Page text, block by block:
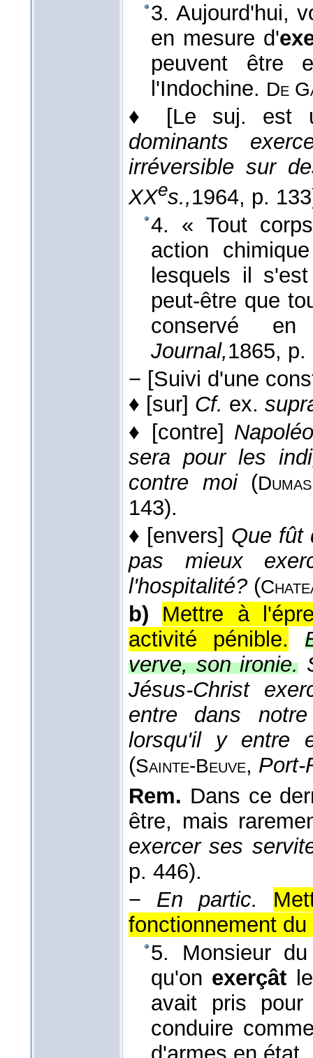
3. Aujourd'hui,
en mesure d'
peuvent être
l'Indochine. De
♦
[Le suj. est
dominants
irréversible sur
XXes.,1964, p.
4. « Tout
action
lesquels il
peut-être que
conservé
Journal,1865, p.
− [Suivi d'une
♦ [sur] Cf. ex.
♦ [contre]
sera pour les
contre moi(Dumas
143).
♦ [envers] Que fût
pas mieux
l'hospitalité? (
b)
Mettre à
activité pénible.
verve, son ironie.
Jésus-Christ
entre dans
lorsqu'il y entre
(Sainte-Beuve,
Rem. Dans ce
être, mais
exercer ses
p. 446).
− En partic.
fonctionnement
5. Monsieur
qu'on exerçât
avait pris
conduire